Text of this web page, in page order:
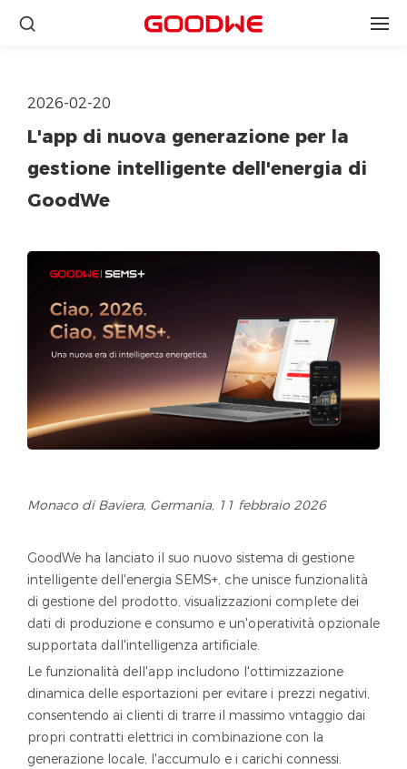
2026-02-20
L'app di nuova generazione per la
gestione intelligente dell'energia di
GoodWe
Monaco di Baviera, Germania, 11 febbraio 2026
GoodWe ha lanciato il suo nuovo sistema di gestione
intelligente dell'energia SEMS+, che unisce funzionalità
di gestione del prodotto, visualizzazioni complete dei
dati di produzione e consumo e un'operatività opzionale
supportata dall'intelligenza artificiale.
Le funzionalità dell'app includono l'ottimizzazione
dinamica delle esportazioni per evitare i prezzi negativi,
consentendo ai clienti di trarre il massimo vntaggio dai
propri contratti elettrici in combinazione con la
generazione locale, l'accumulo e i carichi connessi.